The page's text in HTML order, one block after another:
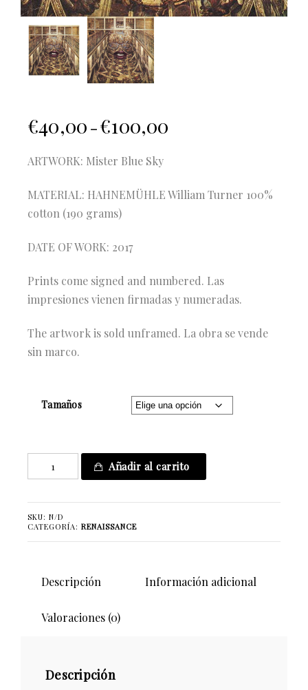
€40,00 – €100,00
ARTWORK: Mister Blue Sky
MATERIAL: HAHNEMÜHLE William Turner 100%
cotton (190 grams)
DATE OF WORK: 2017
Prints come signed and numbered. Las
impresiones vienen firmadas y numeradas.
The artwork is sold unframed. La obra se vende
sin marco.
Tamaños
Blue
Añadir al carrito
SKU: N/D
CATEGORÍA: RENAISSANCE
Descripción Información adicional
Valoraciones (0)
Descripción